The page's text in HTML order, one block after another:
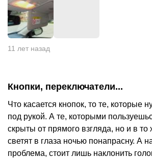
11 лет назад
Кнопки, переключатели...
Что касается кнопок, то те, которые
под рукой. А те, которыми
скрыты от прямого взгляда, но и в
светят в глаза ночью понапрасну. А
проблема, стоит лишь наклонить